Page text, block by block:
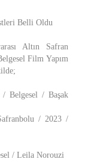
Belli Oldu
Altın Safran
Film Yapım
/ Belgesel / Başak
/ 2023 /
/ Leila Norouzi